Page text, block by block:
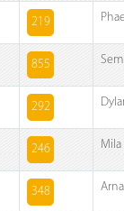
219
855
292
246 Mila
348